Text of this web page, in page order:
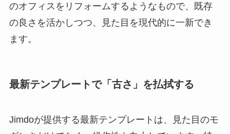
のオフィスをリフォームするようなもので、既存
の良さを活かしつつ、見た目を現代的に一新でき
ます。
最新テンプレートで「古さ」を払拭する
Jimdoが提供する最新テンプレートは、見た目のモ